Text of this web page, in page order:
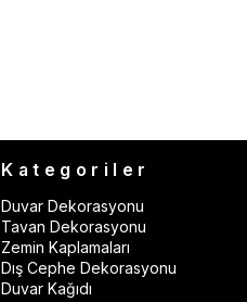
Kategoriler
Duvar Dekorasyonu
Tavan Dekorasyonu
Zemin Kaplamaları
Dış Cephe Dekorasyonu
Duvar Kağıdı